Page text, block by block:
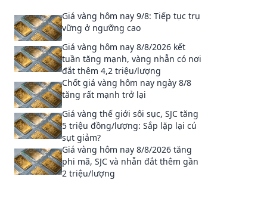
Giá vàng hôm nay 9/8: Tiếp tục trụ
vững ở ngưỡng cao
Giá vàng hôm nay 8/8/2026 kết
tuần tăng mạnh, vàng nhẫn có nơi
đắt thêm 4,2 triệu/lượng
Chốt giá vàng hôm nay ngày 8/8
tăng rất mạnh trở lại
Giá vàng thế giới sôi sục, SJC tăng
5 triệu đồng/lượng: Sắp lặp lại cú
sụt giảm?
Giá vàng hôm nay 8/8/2026 tăng
phi mã, SJC và nhẫn đắt thêm gần
2 triệu/lượng